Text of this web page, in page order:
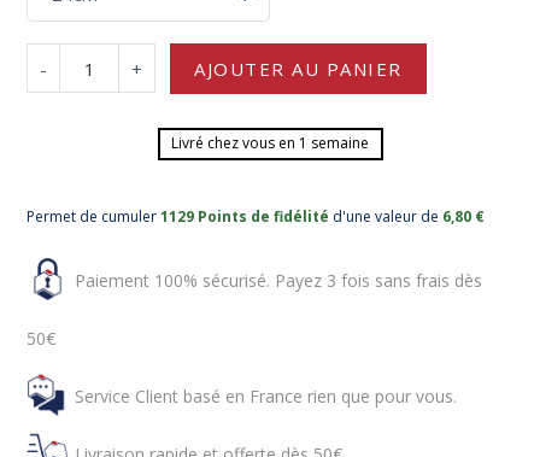
- + AJOUTER AU PANIER
Livré chez vous en 1 semaine
Permet de cumuler1129 Points de fidélité d'une valeur de 6,80 €
Paiement 100% sécurisé. Payez 3 fois sans frais dès
50€
Service Client basé en France rien que pour vous.